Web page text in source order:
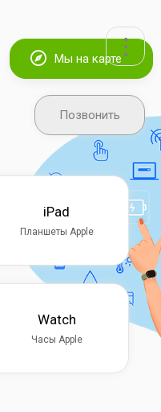
Мы на карте
Позвонить
iPad
Планшеты Apple
Watch
Часы Apple